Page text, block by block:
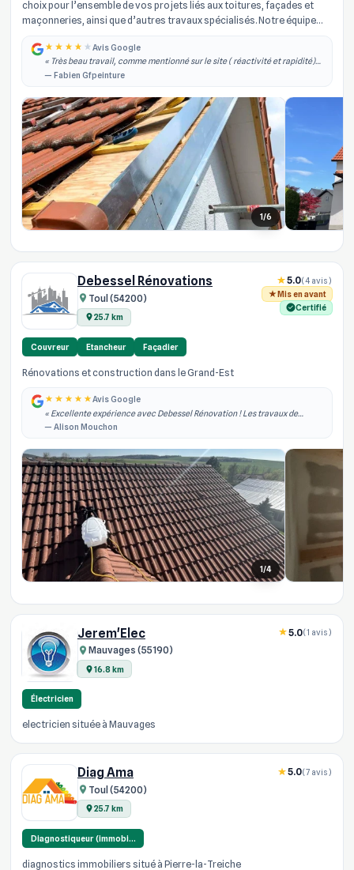
choix pour l’ensemble de vos projets liés aux toitures, façades et
maçonneries, ainsi que d’autres travaux spécialisés. Notre équipe
Avis Google
« Très beau travail, comme mentionné sur le site ( réactivité et rapidité)
effectivement je les ai contacté dans la semaine qui à suivi j'ai obtenu un
— Fabien Gfpeinture
1/6
Debessel Rénovations
Toul (54200)
25.7 km
5.0(4 avis)
Mis en avant
Certifié
Couvreur Etancheur Façadier
Rénovations et construction dans le Grand-Est
Avis Google
« Excellente expérience avec Debessel Rénovation ! Les travaux de
rénovation intérieure ont été réalisés rapidement, dans les délais
— Alison Mouchon
1/4
Jerem'Elec
Mauvages (55190)
16.8 km
5.0(1 avis)
Électricien
electricien située à Mauvages
Diag Ama
Toul (54200)
25.7 km
5.0(7 avis)
Diagnostiqueur (immobi…
diagnostics immobiliers situé à Pierre-la-Treiche